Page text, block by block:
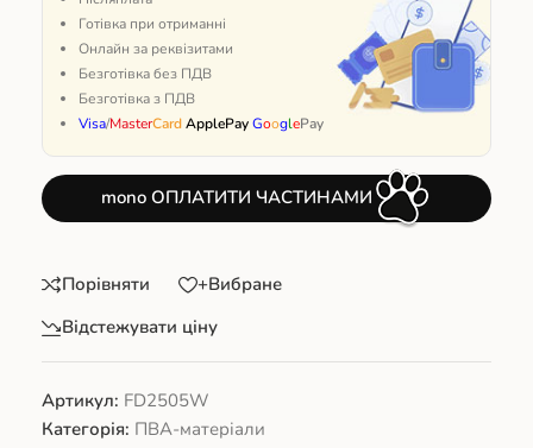
Готівка при отриманні
Онлайн за реквізитами
Безготівка без ПДВ
Безготівка з ПДВ
Visa/MasterCardApplePayGooglePay
mono ОПЛАТИТИ ЧАСТИНАМИ
Порівняти
+Вибране
Відстежувати ціну
Артикул: FD2505W
Категорія: ПВА-матеріали